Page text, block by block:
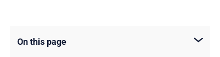
On this page